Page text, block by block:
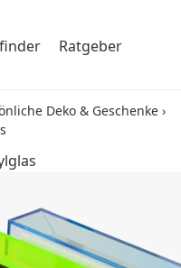
Ratgeber
Deko & Geschenke ›